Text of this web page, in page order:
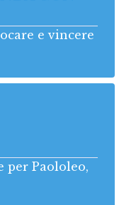
e vincere
per Paololeo,